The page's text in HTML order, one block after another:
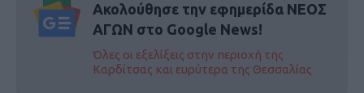
Ακολούθησε την εφημερίδα ΝΕΟΣ
ΑΓΩΝ στο Google News!
Όλες οι εξελίξεις στην περιοχή της
Καρδίτσας και ευρύτερα της Θεσσαλίας